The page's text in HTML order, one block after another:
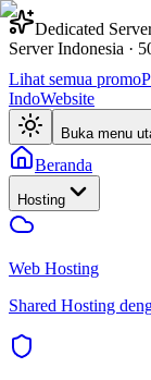
Dedicated
Server Indonesia ·
Lihat semua promo
IndoWebsite
Buka menu
Beranda
Hosting
Web Hosting
Shared Hosting